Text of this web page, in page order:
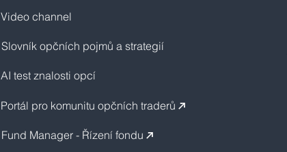
Video channel
Slovník opčních pojmů a strategií
AI test znalosti opcí
Portál pro komunitu opčních traderů ↗︎
Fund Manager - Řízení fondu ↗︎